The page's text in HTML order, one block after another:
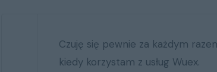
Każda transakcja, którą
realizowaliśmy wspólnie przebiegła